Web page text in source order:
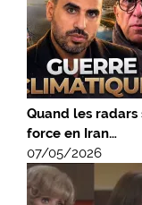
Quand les
force en Iran…
07/05/2026